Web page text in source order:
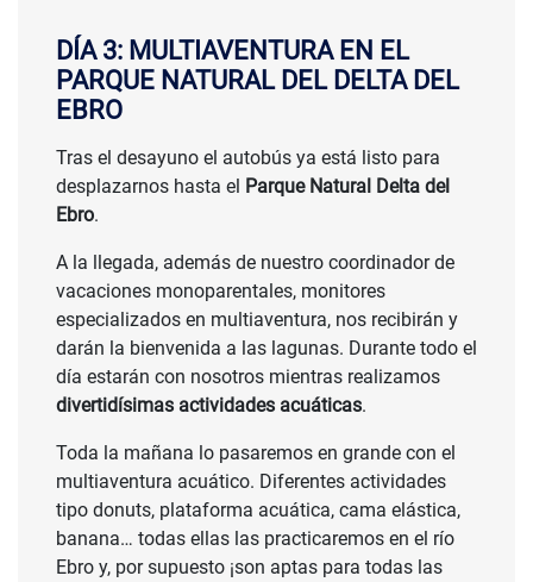
DÍA 3: MULTIAVENTURA EN EL
PARQUE NATURAL DEL DELTA DEL
EBRO
Tras el desayuno el autobús ya está listo para
desplazarnos hasta el Parque Natural Delta del
Ebro.
A la llegada, además de nuestro coordinador de
vacaciones monoparentales, monitores
especializados en multiaventura, nos recibirán y
darán la bienvenida a las lagunas. Durante todo el
día estarán con nosotros mientras realizamos
divertidísimas actividades acuáticas.
Toda la mañana lo pasaremos en grande con el
multiaventura acuático. Diferentes actividades
tipo donuts, plataforma acuática, cama elástica,
banana… todas ellas las practicaremos en el río
Ebro y, por supuesto ¡son aptas para todas las